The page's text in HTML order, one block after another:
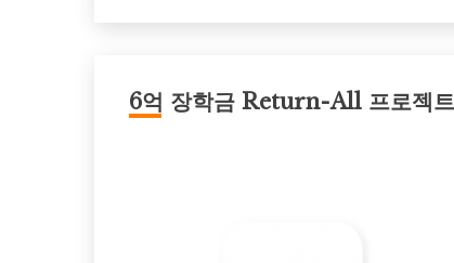
6억 장학금 Return-All 프로젝트